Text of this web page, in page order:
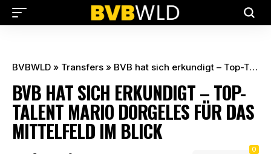
BVBWLD » Transfers » BVB hat sich erkundigt – Top-Talent Mario Dorgeles für das Mittelfeld im Blick
BVB HAT SICH ERKUNDIGT – TOP-
TALENT MARIO DORGELES FÜR DAS
MITTELFELD IM BLICK
0